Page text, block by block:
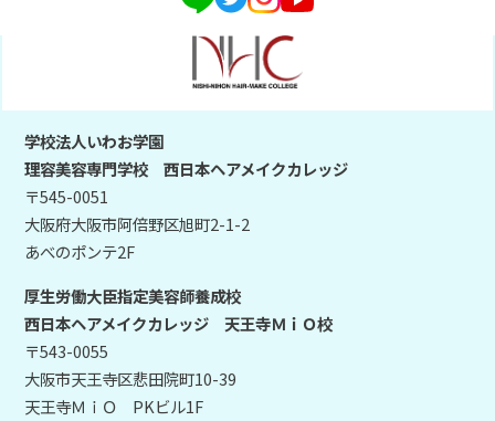
学校法人いわお学園
理容美容専門学校 西日本ヘアメイクカレッジ
〒545-0051
大阪府大阪市阿倍野区旭町2-1-2
あべのポンテ2F
厚生労働大臣指定美容師養成校
西日本ヘアメイクカレッジ 天王寺ＭｉＯ校
〒543-0055
大阪市天王寺区悲田院町10-39
天王寺ＭｉＯ PKビル1F